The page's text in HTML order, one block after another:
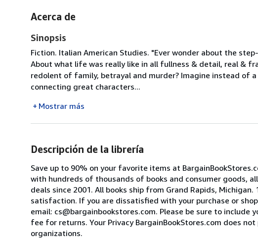
Acerca de
Sinopsis
Fiction. Italian American Studies. "Ever wonder about the
About what life was really like in all fullness & detail, real &
redolent of family, betrayal and murder? Imagine instead of
connecting great characters...
Mostrar más
Descripción de la librería
Save up to 90% on your favorite items at
with hundreds of thousands of books and consumer goods,
deals since 2001. All books ship from Grand Rapids,
satisfaction. If you are dissatisfied with your purchase or
email: cs@bargainbookstores.com. Please be sure to
fee for returns. Your Privacy BargainBookStores.com does
organizations.